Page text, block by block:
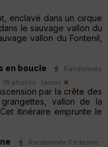
enclavé dans un cirque
le sauvage vallon du
vallon du Fontenil,
en boucle
Randonnée
18 photos · Iannis
par la crête des
vallon de la
itinéraire emprunte le
Randonnée Pédestre ·